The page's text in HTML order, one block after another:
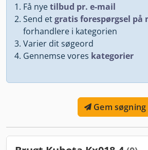
Få nyetilbud pr. e-mail
Send etgratis forespørgsel på
forhandlere i kategorien
Varier dit søgeord
Gennemse vores kategorier
Gem søgning